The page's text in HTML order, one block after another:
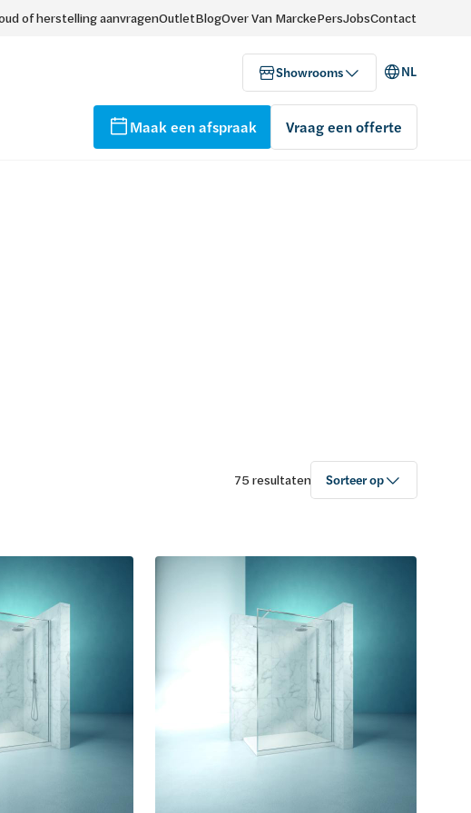
of herstelling aanvragenOutletBlogOver Van MarckePersJobsContact
Showrooms NL
Maak een afspraak Vraag een offerte
75 resultaten Sorteer op